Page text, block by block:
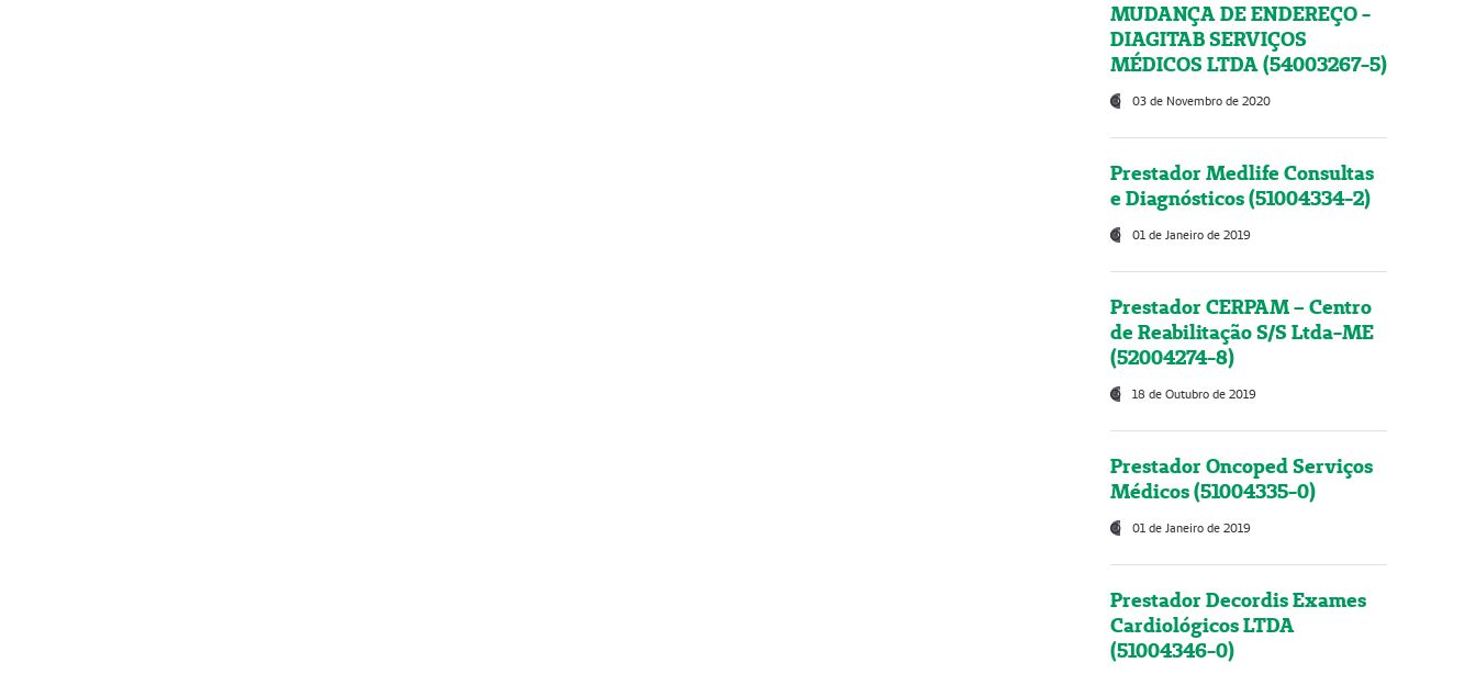
MUDANÇA DE ENDEREÇO -
DIAGITAB SERVIÇOS
MÉDICOS LTDA (54003267-5)
03 de Novembro de 2020
Prestador Medlife Consultas
e Diagnósticos (51004334-2)
01 de Janeiro de 2019
Prestador CERPAM – Centro
de Reabilitação S/S Ltda-ME
(52004274-8)
18 de Outubro de 2019
Prestador Oncoped Serviços
Médicos (51004335-0)
01 de Janeiro de 2019
Prestador Decordis Exames
Cardiológicos LTDA
(51004346-0)